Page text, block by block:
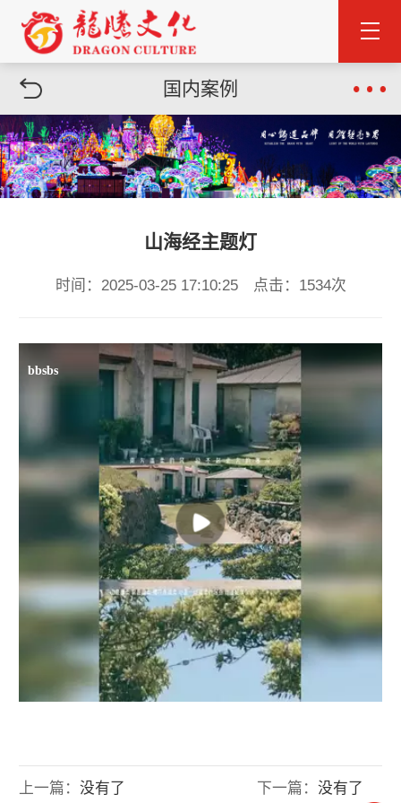
国内案例
山海经主题灯
时间：2025-03-25 17:10:25 点击：1534次
上一篇： 没有了 下一篇： 没有了